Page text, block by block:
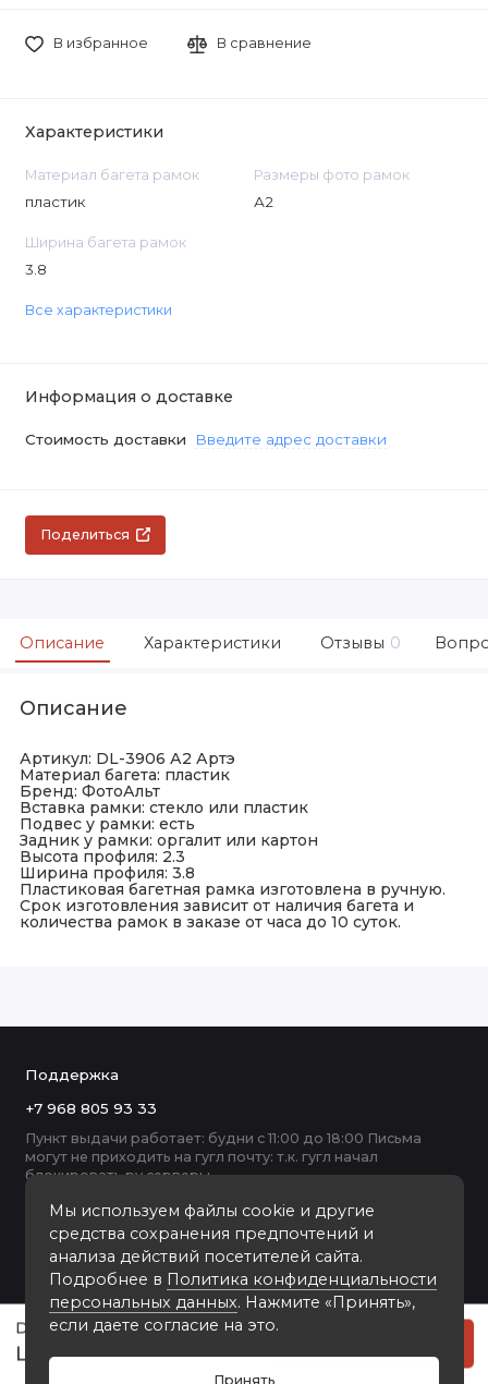
DL-3906 пластиковая рамка А2
2400 руб
В избранное В сравнение
Характеристики
Материал багета рамок
пластик
Размеры фото рамок
А2
Ширина багета рамок
3.8
Все характеристики
Информация о доставке
Стоимость доставки Введите адрес доставки
Поделиться
Описание Характеристики Отзывы 0
Описание
Артикул: DL-3906 А2 Артэ
Материал багета: пластик
Бренд: ФотоАльт
Вставка рамки: стекло или пластик
Подвес у рамки: есть
Задник у рамки: оргалит или картон
Высота профиля: 2.3
Ширина профиля: 3.8
Пластиковая багетная рамка изготовлена в ручную.
Срок изготовления зависит от наличия багета и
количества рамок в заказе от часа до 10 суток.
Мы используем файлы cookie и другие
средства сохранения предпочтений и
анализа действий посетителей сайта.
Подробнее в Политика конфиденциальности
персональных данных. Нажмите «Принять»,
если даете согласие на это.
Принять
Поддержка
+7 968 805 93 33
Пункт выдачи работает: будни с 11:00 до 18:00 Письма
могут не приходить на гугл почту: т.к. гугл начал
блокировать ру серверы